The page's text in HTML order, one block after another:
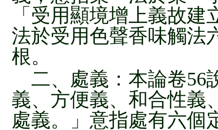
「受用顯境增上義故
法於受用色聲香味觸法
根。
二、處義：本論卷56
義、方便義、和合性義
處義。」意指處有六個